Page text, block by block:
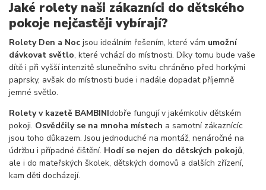
Jaké rolety naši zákazníci do dětského
pokoje nejčastějivybírají?
Rolety Den a Noc jsou ideálním řešením, které vám umožní
dávkovat světlo, které vchází do místnosti. Díky tomu bude vaše
dítě i při vyšší intenzitě slunečního svitu chráněno před horkými
paprsky, avšak do místnosti bude i nadále dopadat příjemně
jemné světlo.
Rolety v kazetě BAMBINIdobře fungují v jakémkoliv dětském
pokoji. Osvědčily se na mnoha místech a samotní zákaznícíc
jsou toho důkazem. Jsou jednoduché na montáž, nenáročné na
údržbu i případné čištění. Hodí se nejen do dětských pokojů,
ale i do mateřských školek, dětských domovů a dalších zřízení,
kam děti docházejí.